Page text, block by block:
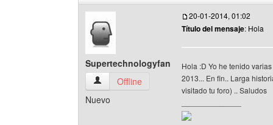
Supertechnologyfan
Supertechnologyfan Ver perfil del usuario
Offline
Nuevo
20-01-2014, 01:02
Título del mensaje: Hola
Hola :D Yo he tenido
2013... En fin.. Larga
visitado tu foro) .. Saludos